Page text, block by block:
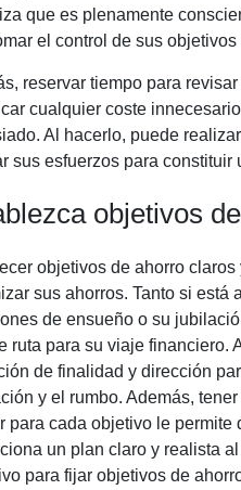
que es plenamente
el control de sus objetivos
reservar tiempo para
cualquier coste
Al hacerlo, puede
sus esfuerzos para
objetivos
objetivos de ahorro
sus ahorros. Tanto si está
de ensueño o su
ruta para su viaje financiero.
de finalidad y dirección
y el rumbo. Además,
para cada objetivo le
un plan claro y realista
para fijar objetivos de